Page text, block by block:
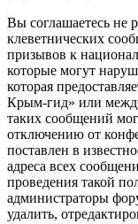
Вы соглашаетесь не
клеветнических
призывов к
которые могут
которая
Крым-гид» или
таких сообщений
отключению от
поставлен в
адреса всех
проведения такой
администраторы
удалить,